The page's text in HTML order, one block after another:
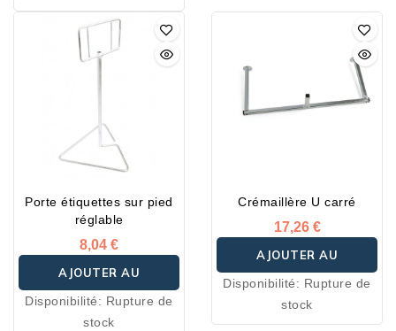
Porte étiquettes sur pied
réglable
8,04 €
AJOUTER AU
PANIER
Disponibilité: Rupture de
stock
Crémaillère U carré
17,26 €
AJOUTER AU
PANIER
Disponibilité: Rupture de
stock